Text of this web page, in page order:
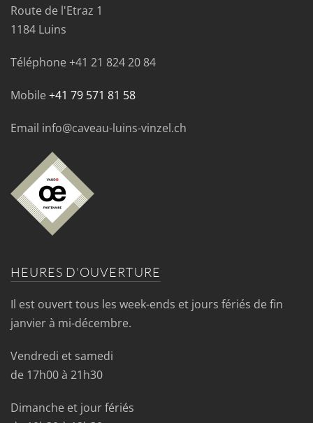
Route de l'Etraz 1
1184 Luins
Téléphone +41 21 824 20 84
Mobile +41 79 571 81 58
Email info@caveau-luins-vinzel.ch
HEURES D'OUVERTURE
Il est ouvert tous les week-ends et jours fériés de fin
janvier à mi-décembre.
Vendredi et samedi
de 17h00 à 21h30
Dimanche et jour fériés